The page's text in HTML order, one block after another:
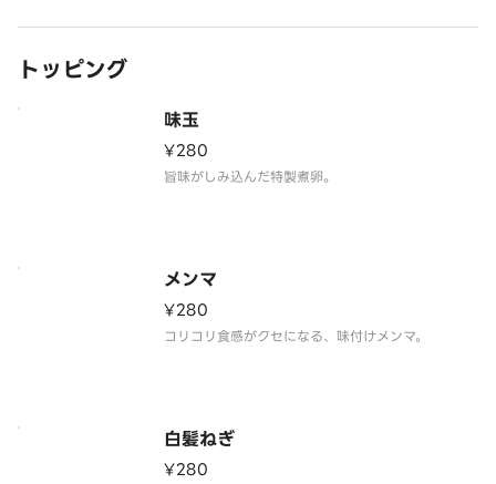
トッピング
味玉
¥280
旨味がしみ込んだ特製煮卵。
メンマ
¥280
コリコリ食感がクセになる、味付けメンマ。
白髪ねぎ
¥280